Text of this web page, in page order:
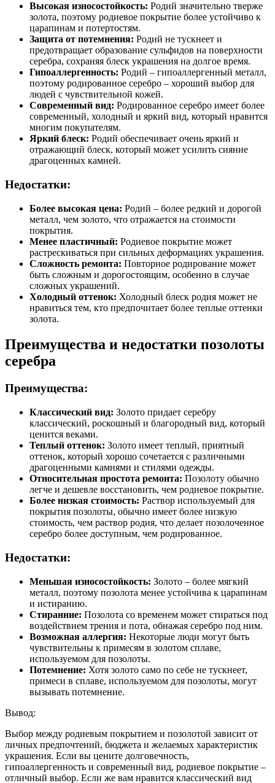
Высокая износостойкость: Родий значительно тверже
золота, поэтому родиевое покрытие более устойчиво к
царапинам и потертостям.
Защита от потемнения: Родий не тускнеет и
предотвращает образование сульфидов на поверхности
серебра, сохраняя блеск украшения на долгое время.
Гипоаллергенность: Родий – гипоаллергенный металл,
поэтому родированное серебро – хороший выбор для
людей с чувствительной кожей.
Современный вид: Родированное серебро имеет более
современный, холодный и яркий вид, который нравится
многим покупателям.
Яркий блеск: Родий обеспечивает очень яркий и
отражающий блеск, который может усилить сияние
драгоценных камней.
Недостатки:
Более высокая цена: Родий – более редкий и дорогой
металл, чем золото, что отражается на стоимости
покрытия.
Менее пластичный: Родиевое покрытие может
растрескиваться при сильных деформациях украшения.
Сложность ремонта: Повторное родирование может
быть сложным и дорогостоящим, особенно в случае
сложных украшений.
Холодный оттенок: Холодный блеск родия может не
нравиться тем, кто предпочитает более теплые оттенки
золота.
Преимущества и недостатки позолоты
серебра
Преимущества:
Классический вид: Золото придает серебру
классический, роскошный и благородный вид, который
ценится веками.
Теплый оттенок: Золото имеет теплый, приятный
оттенок, который хорошо сочетается с различными
драгоценными камнями и стилями одежды.
Относительная простота ремонта: Позолоту обычно
легче и дешевле восстановить, чем родиевое покрытие.
Более низкая стоимость: Раствор используемый для
покрытия позолоты, обычно имеет более низкую
стоимость, чем раствор родия, что делает позолоченное
серебро более доступным, чем родированное.
Недостатки:
Меньшая износостойкость: Золото – более мягкий
металл, поэтому позолота менее устойчива к царапинам
и истиранию.
Стиранние: Позолота со временем может стираться под
воздействием трения и пота, обнажая серебро под ним.
Возможная аллергия: Некоторые люди могут быть
чувствительны к примесям в золотом сплаве,
используемом для позолоты.
Потемнение: Хотя золото само по себе не тускнеет,
примеси в сплаве, используемом для позолоты, могут
вызывать потемнение.
Вывод:
Выбор между родиевым покрытием и позолотой зависит от
личных предпочтений, бюджета и желаемых характеристик
украшения. Если вы цените долговечность,
гипоаллергенность и современный вид, родиевое покрытие –
отличный выбор. Если же вам нравится классический вид